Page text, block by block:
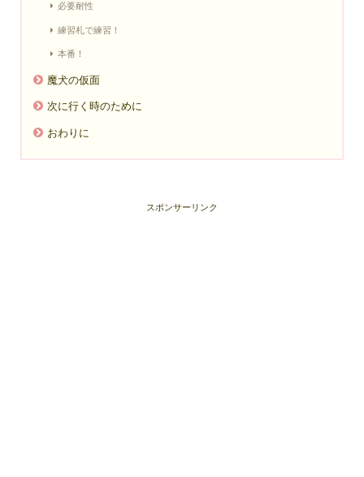
必要耐性
練習札で練習！
本番！
魔犬の仮面
次に行く時のために
おわりに
スポンサーリンク